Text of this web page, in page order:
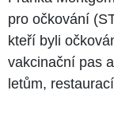
pro očkování
kteří byli
vakcinační pas
letům,